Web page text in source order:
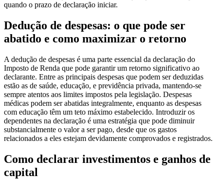
quando o prazo de declaração iniciar.
Dedução de despesas: o que pode ser
abatido e como maximizar o retorno
A dedução de despesas é uma parte essencial da declaração do
Imposto de Renda que pode garantir um retorno significativo ao
declarante. Entre as principais despesas que podem ser deduzidas
estão as de saúde, educação, e previdência privada, mantendo-se
sempre atentos aos limites impostos pela legislação. Despesas
médicas podem ser abatidas integralmente, enquanto as despesas
com educação têm um teto máximo estabelecido. Introduzir os
dependentes na declaração é uma estratégia que pode diminuir
substancialmente o valor a ser pago, desde que os gastos
relacionados a eles estejam devidamente comprovados e registrados.
Como declarar investimentos e ganhos de
capital